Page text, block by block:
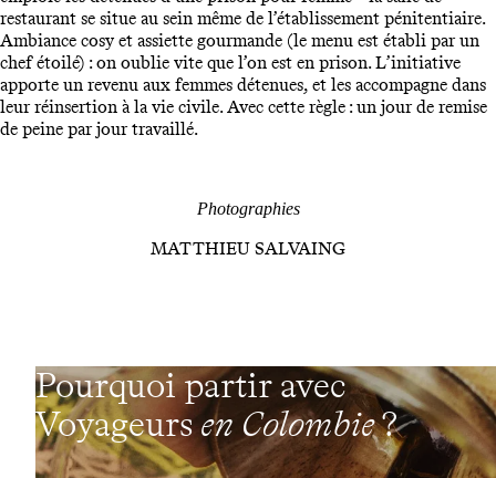
restaurant se situe au sein même de l’établissement pénitentiaire.
Ambiance cosy et assiette gourmande (le menu est établi par un
chef étoilé) : on oublie vite que l’on est en prison. L’initiative
apporte un revenu aux femmes détenues, et les accompagne dans
leur réinsertion à la vie civile. Avec cette règle : un jour de remise
de peine par jour travaillé.
Photographies
MATTHIEU SALVAING
Pourquoi partir avec
Voyageursen Colombie?